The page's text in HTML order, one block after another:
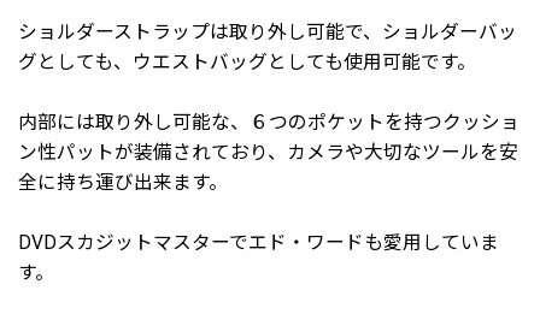
ショルダーストラップは取り外し可能で、ショルダーバッ
グとしても、ウエストバッグとしても使用可能です。
内部には取り外し可能な、６つのポケットを持つクッショ
ン性パットが装備されており、カメラや大切なツールを安
全に持ち運び出来ます。
DVDスカジットマスターでエド・ワードも愛用していま
す。